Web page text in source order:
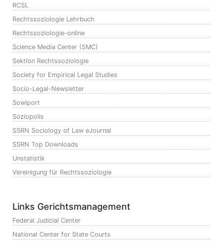
RCSL
Rechtssoziologie Lehrbuch
Rechtssoziologie-online
Science Media Center (SMC)
Sektion Rechtssoziologie
Society for Empirical Legal Studies
Socio-Legal-Newsletter
Sowiport
Soziopolis
SSRN Sociology of Law eJournal
SSRN Top Downloads
Unstatistik
Vereinigung für Rechtssoziologie
Links Gerichtsmanagement
Federal Judicial Center
National Center for State Courts